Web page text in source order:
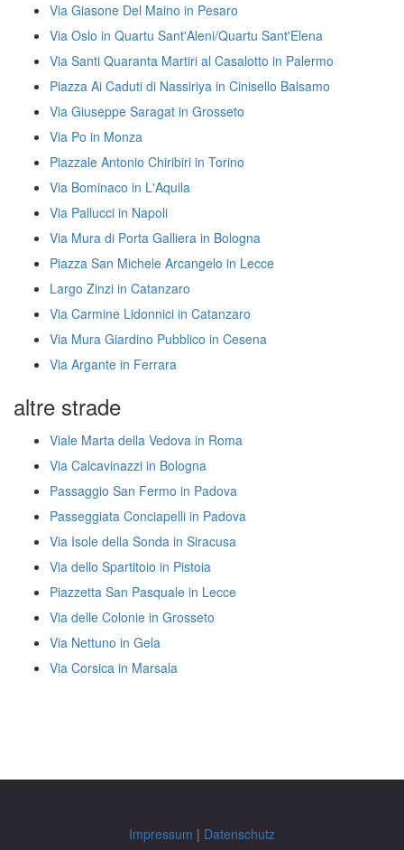
Via Giasone Del Maino in Pesaro
Via Oslo in Quartu Sant'Aleni/Quartu Sant'Elena
Via Santi Quaranta Martiri al Casalotto in Palermo
Piazza Ai Caduti di Nassiriya in Cinisello Balsamo
Via Giuseppe Saragat in Grosseto
Via Po in Monza
Piazzale Antonio Chiribiri in Torino
Via Bominaco in L'Aquila
Via Pallucci in Napoli
Via Mura di Porta Galliera in Bologna
Piazza San Michele Arcangelo in Lecce
Largo Zinzi in Catanzaro
Via Carmine Lidonnici in Catanzaro
Via Mura Giardino Pubblico in Cesena
Via Argante in Ferrara
altre strade
Viale Marta della Vedova in Roma
Via Calcavinazzi in Bologna
Passaggio San Fermo in Padova
Passeggiata Conciapelli in Padova
Via Isole della Sonda in Siracusa
Via dello Spartitoio in Pistoia
Piazzetta San Pasquale in Lecce
Via delle Colonie in Grosseto
Via Nettuno in Gela
Via Corsica in Marsala
Impressum | Datenschutz